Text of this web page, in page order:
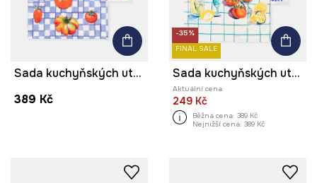
Sada kuchyňských utěrek bavlněných
389 Kč
-35%
FINAL SALE
Sada kuchyňských utěrek s lnem
Aktuální cena:
249 Kč
Běžná cena: 389 Kč
Nejnižší cena: 389 Kč